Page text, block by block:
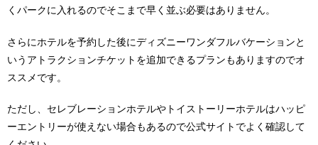
くパークに入れるのでそこまで早く並ぶ必要はありません。
さらにホテルを予約した後にディズニーワンダフルバケーションと
いうアトラクションチケットを追加できるプランもありますのでオ
ススメです。
ただし、セレブレーションホテルやトイストーリーホテルはハッピ
ーエントリーが使えない場合もあるので公式サイトでよく確認して